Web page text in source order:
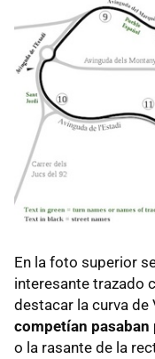
En la foto superior
interesante trazado
destacar la curva de
competían
o la rasante de la